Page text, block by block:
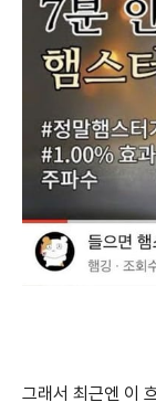
그래서 최근엔 이